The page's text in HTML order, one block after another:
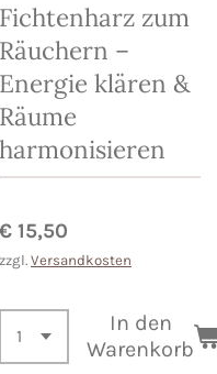
Fichtenharz zum
Räuchern –
Energie klären &
Räume
harmonisieren
€ 15,50
zzgl. Versandkosten
In den
Warenkorb